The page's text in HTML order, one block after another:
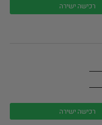
רכישה ישירה
רכישה ישירה